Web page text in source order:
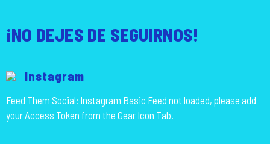
¡NO DEJES DE SEGUIRNOS!
Instagram
Feed Them Social: Instagram Basic Feed not loaded, please add
your Access Token from the Gear Icon Tab.